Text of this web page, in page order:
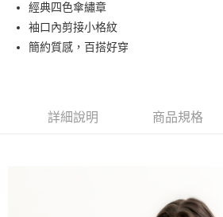
Google Pay
貨到付款
經典四色傘繡章
袖口內剪接小格紋
簡約質感，百搭好穿
詳細說明 商品規格